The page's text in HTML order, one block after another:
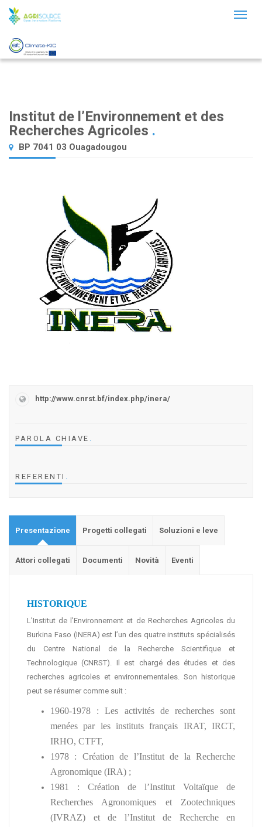
Institut de l’Environnement et des
Recherches Agricoles .
BP 7041 03 Ouagadougou
http://www.cnrst.bf/index.php/inera/
PAROLA CHIAVE .
REFERENTI .
Presentazione Progetti collegati Soluzioni e leve
Attori collegati Documenti Novità Eventi
HISTORIQUE
L’Institut de l’Environnement et de Recherches Agricoles du
Burkina Faso (INERA) est l’un des quatre instituts spécialisés
du Centre National de la Recherche Scientifique et
Technologique (CNRST). Il est chargé des études et des
recherches agricoles et environnementales. Son historique
peut se résumer comme suit :
1960-1978 : Les activités de recherches sont
menées par les instituts français IRAT, IRCT,
IRHO, CTFT,
1978 : Création de l’Institut de la Recherche
Agronomique (IRA) ;
1981 : Création de l’Institut Voltaïque de
Recherches Agronomiques et Zootechniques
(IVRAZ) et de l’Institut de Recherche en